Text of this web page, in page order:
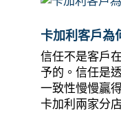
卡加利客戶為
信任不是客戶
予的。信任是
一致性慢慢贏
卡加利兩家分